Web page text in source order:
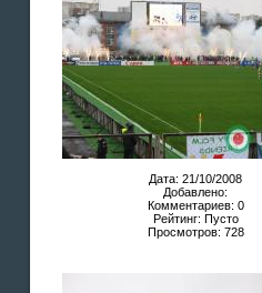
Дата: 21/10/2008
Добавлено:
Комментариев: 0
Рейтинг: Пусто
Просмотров: 728